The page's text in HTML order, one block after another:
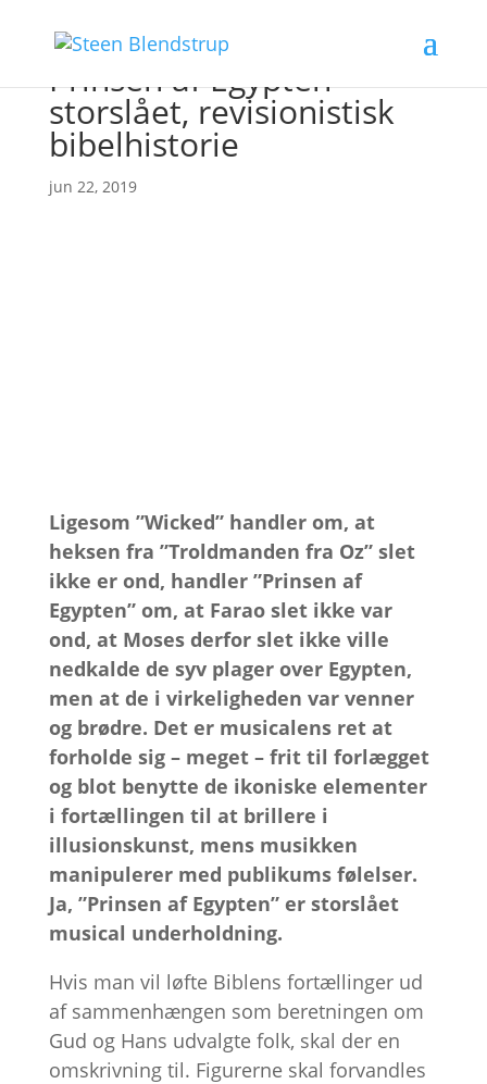
Prinsen af Egypten –
storslået, revisionistisk
bibelhistorie
jun 22, 2019
Ligesom ”Wicked” handler om, at
heksen fra ”Troldmanden fra Oz” slet
ikke er ond, handler ”Prinsen af
Egypten” om, at Farao slet ikke var
ond, at Moses derfor slet ikke ville
nedkalde de syv plager over Egypten,
men at de i virkeligheden var venner
og brødre. Det er musicalens ret at
forholde sig – meget – frit til forlægget
og blot benytte de ikoniske elementer
i fortællingen til at brillere i
illusionskunst, mens musikken
manipulerer med publikums følelser.
Ja, ”Prinsen af Egypten” er storslået
musical underholdning.
Hvis man vil løfte Biblens fortællinger ud
af sammenhængen som beretningen om
Gud og Hans udvalgte folk, skal der en
omskrivning til. Figurerne skal forvandles